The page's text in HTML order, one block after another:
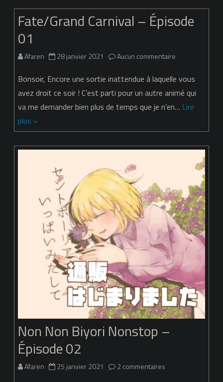
–
Épisode
Fate/Grand Carnival – Épisode
01
Afaren 28 janvier 2021 Aucun commentaire
Carnival
–
01
Bonsoir, Encore une sortie inattendue à laquelle vous
avez droit ce soir ! C’est parti pour un autre animé qui
va me demander bien plus de temps que je n’en… Lire
plus »
Non Non Biyori Nonstop –
Épisode 02
Afaren 25 janvier 2021 2 commentaires